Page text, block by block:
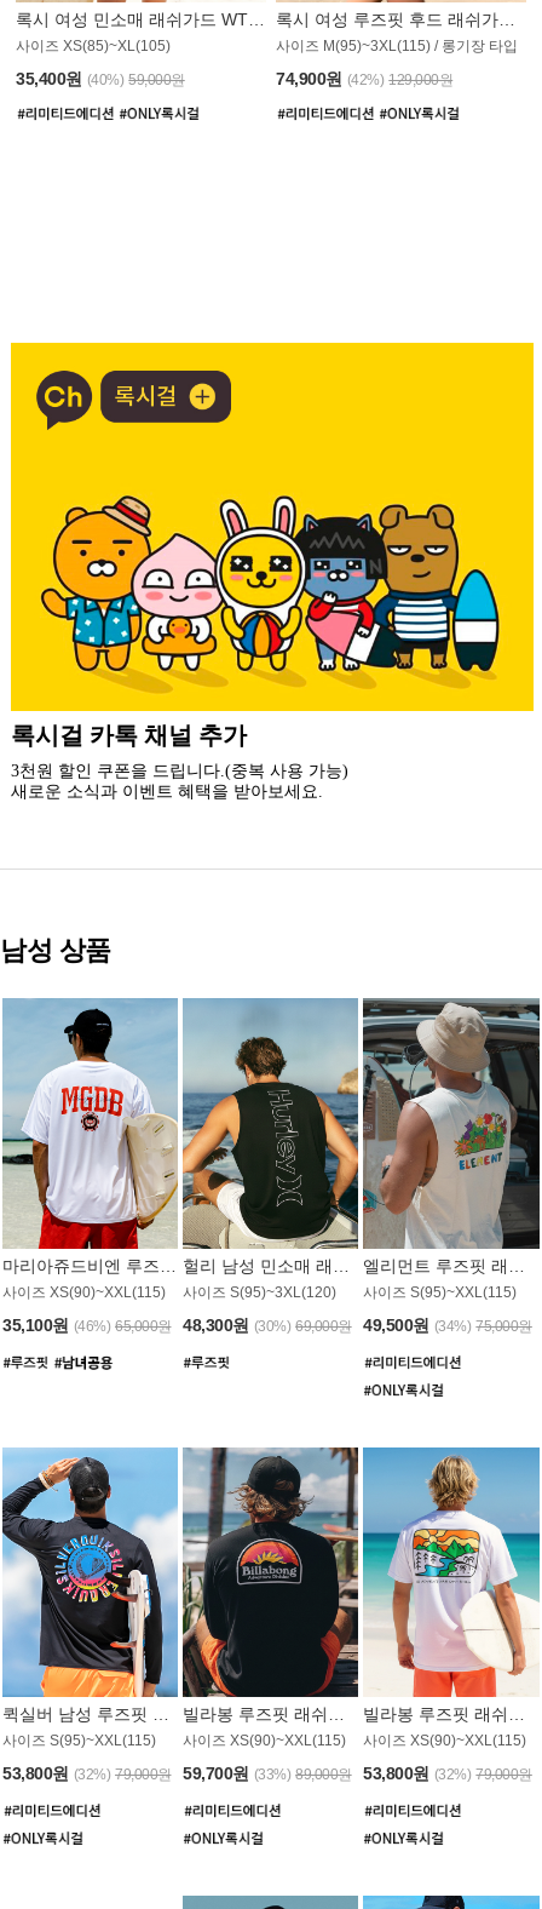
사이즈 XS(85)~XL(105)
35,400원 (40%) 59,000원
사이즈 M(95)~3XL(115) / 롱기장 타입
74,900원 (42%) 129,000원
더 가까운 쇼핑, 록시걸 모바일 앱
빠른쇼핑! 간편결제! 모바일에 딱 맞춘 쇼핑 앱
지금 설치하고 추가 할인 받아 가세요.
남성 상품
사이즈 XS(90)~XXL(115)
35,100원 (46%) 65,000원
사이즈 S(95)~3XL(120)
48,300원 (30%) 69,000원
사이즈 S(95)~XXL(115)
49,500원 (34%) 75,000원
사이즈 S(95)~XXL(115)
53,800원 (32%) 79,000원
사이즈 XS(90)~XXL(115)
59,700원 (33%) 89,000원
사이즈 XS(90)~XXL(115)
53,800원 (32%) 79,000원